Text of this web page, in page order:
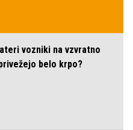
vozniki na vzvratno
belo krpo?